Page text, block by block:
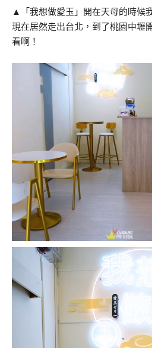
▲「我想做愛玉」開在天母的時候
現在居然走出台北，到了桃園中壢
看啊！